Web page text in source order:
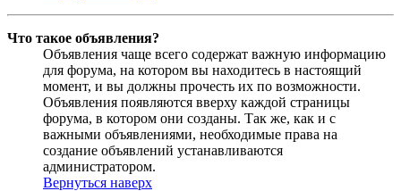
Что такое объявления?
Объявления чаще всего содержат важную информацию
для форума, на котором вы находитесь в настоящий
момент, и вы должны прочесть их по возможности.
Объявления появляются вверху каждой страницы
форума, в котором они созданы. Так же, как и с
важными объявлениями, необходимые права на
создание объявлений устанавливаются
администратором.
Вернуться наверх